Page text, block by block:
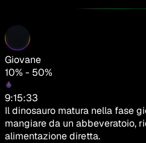
Giovane
10% - 50%
9:15:33
Il dinosauro matura nella fase
mangiare da un abbeveratoio,
alimentazione diretta.